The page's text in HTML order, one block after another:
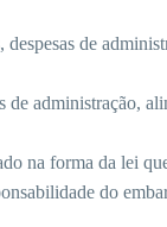
de
administração,
na forma da lei
do